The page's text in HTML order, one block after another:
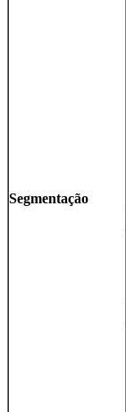
Segmentação